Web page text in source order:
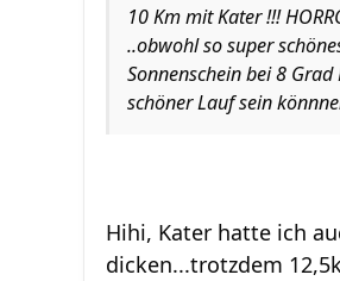
10 Km mit Kater !!!
..obwohl so super
Sonnenschein bei 8 Grad
schöner Lauf sein
Hihi, Kater hatte ich
dicken...trotzdem